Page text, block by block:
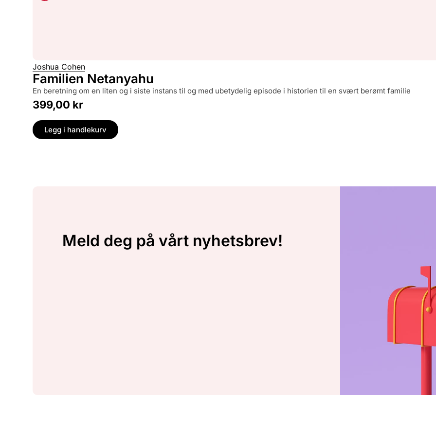
Joshua Cohen
Familien Netanyahu
en beretning om en liten og i siste instans til og med ubetydelig episode i historien til en svært berømt familie
399,00 kr
Legg i handlekurv
Meld deg på vårt nyhetsbrev!